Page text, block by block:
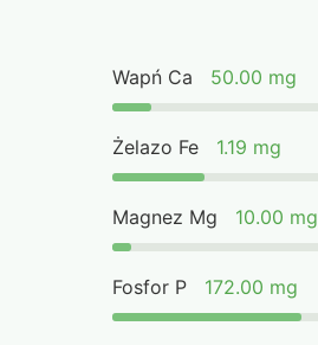
Wapń Ca 50.00 mg
Żelazo Fe 1.19 mg
Magnez Mg 10.00 mg
Fosfor P 172.00 mg